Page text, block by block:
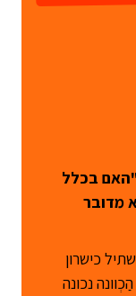
"האם בכלל
מדובר
כישרון
נכונה